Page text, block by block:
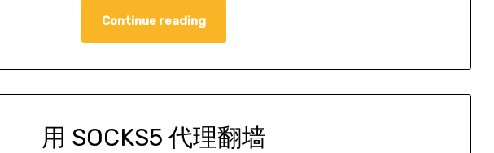
Continue reading
用 SOCKS5 代理翻墙